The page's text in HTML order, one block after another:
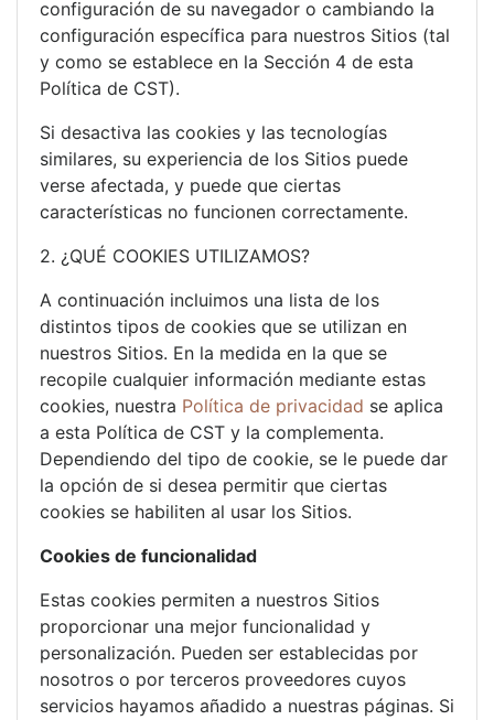
configuración de su navegador o cambiando la
configuración específica para nuestros Sitios (tal
y como se establece en la Sección 4 de esta
Política de CST).
Si desactiva las cookies y las tecnologías
similares, su experiencia de los Sitios puede
verse afectada, y puede que ciertas
características no funcionen correctamente.
2. ¿QUÉ COOKIES UTILIZAMOS?
A continuación incluimos una lista de los
distintos tipos de cookies que se utilizan en
nuestros Sitios. En la medida en la que se
recopile cualquier información mediante estas
cookies, nuestra Política de privacidad se aplica
a esta Política de CST y la complementa.
Dependiendo del tipo de cookie, se le puede dar
la opción de si desea permitir que ciertas
cookies se habiliten al usar los Sitios.
Cookies de funcionalidad
Estas cookies permiten a nuestros Sitios
proporcionar una mejor funcionalidad y
personalización. Pueden ser establecidas por
nosotros o por terceros proveedores cuyos
servicios hayamos añadido a nuestras páginas. Si